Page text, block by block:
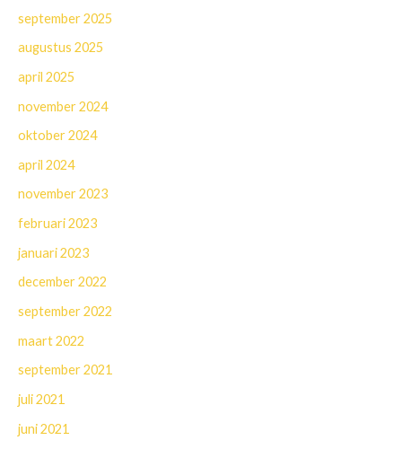
september 2025
augustus 2025
april 2025
november 2024
oktober 2024
april 2024
november 2023
februari 2023
januari 2023
december 2022
september 2022
maart 2022
september 2021
juli 2021
juni 2021